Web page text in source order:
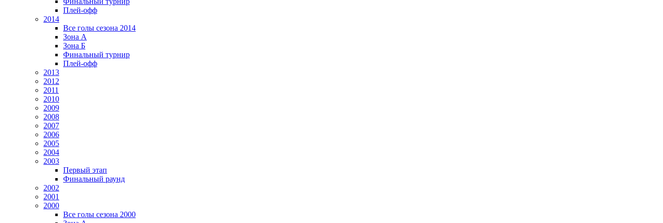
Плей-офф
2014
Все голы сезона 2014
Зона А
Зона Б
Финальный турнир
Плей-офф
2013
2012
2011
2010
2009
2008
2007
2006
2005
2004
2003
Первый этап
Финальный раунд
2002
2001
2000
Все голы сезона 2000